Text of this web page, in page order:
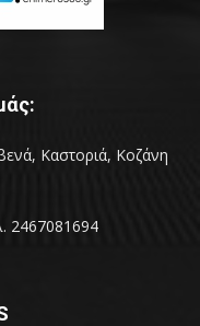
Καστοριά, Κοζάνη
2467081694